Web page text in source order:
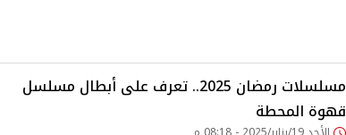
مسلسلات رمضان 2025.. تعرف على أبطال مسلسل
قهوة المحطة